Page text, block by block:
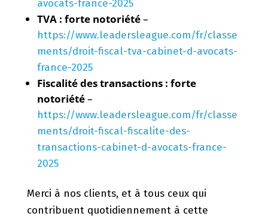
avocats-france-2025
TVA : forte notoriété–
https://www.leadersleague.com/fr/classe
ments/droit-fiscal-tva-cabinet-d-avocats-
france-2025
Fiscalité des transactions : forte
notoriété–
https://www.leadersleague.com/fr/classe
ments/droit-fiscal-fiscalite-des-
transactions-cabinet-d-avocats-france-
2025
Merci à nos clients, et à tous ceux qui
contribuent quotidiennement à cette